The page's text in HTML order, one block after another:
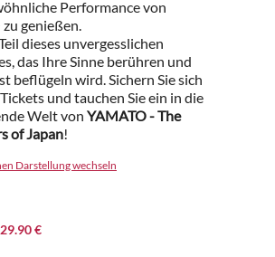
Performance von
genießen.
dieses unvergesslichen
das Ihre Sinne berühren und
beflügeln wird. Sichern Sie sich
und tauchen Sie ein in die
Welt von YAMATO - The
of Japan!
Darstellung wechseln
€